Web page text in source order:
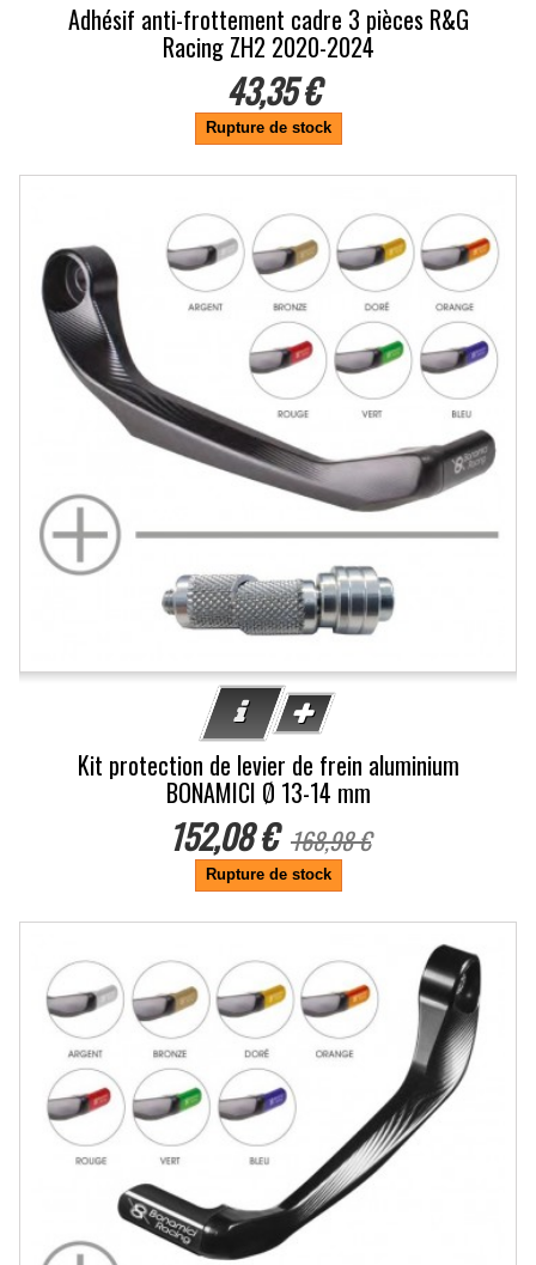
Adhésif anti-frottement cadre 3 pièces R&G
Racing ZH2 2020-2024
43,35 €
Rupture de stock
Kit protection de levier de frein aluminium
BONAMICI Ø 13-14 mm
152,08 € 168,98 €
Rupture de stock